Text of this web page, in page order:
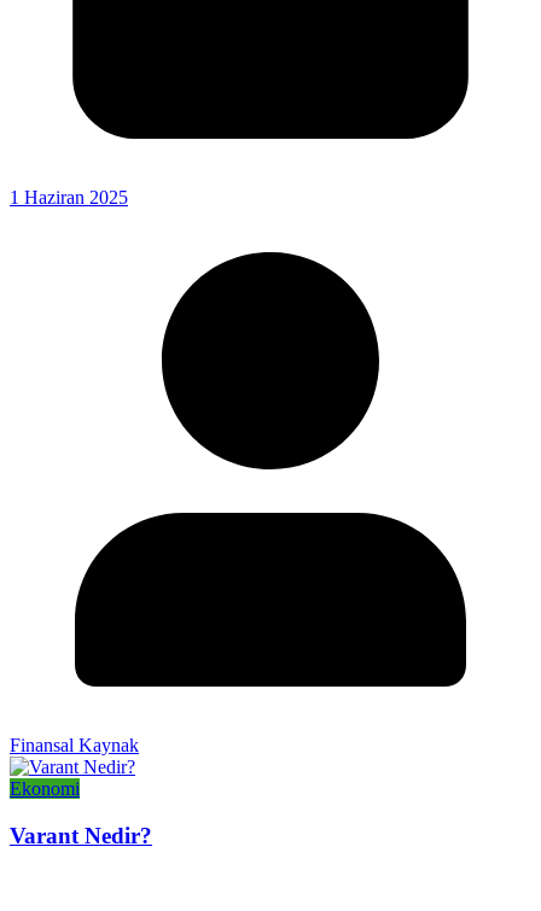
1 Haziran 2025
Finansal Kaynak
Ekonomi
Varant Nedir?